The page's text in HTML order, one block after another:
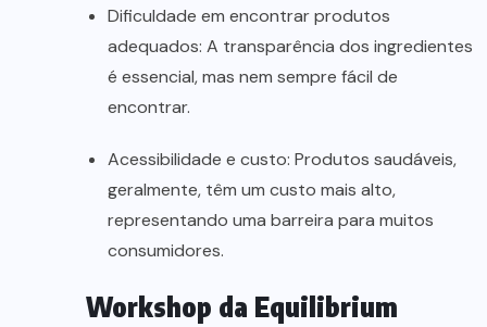
Dificuldade em encontrar produtos
adequados: A transparência dos ingredientes
é essencial, mas nem sempre fácil de
encontrar.
Acessibilidade e custo: Produtos saudáveis,
geralmente, têm um custo mais alto,
representando uma barreira para muitos
consumidores.
Workshop da Equilibrium